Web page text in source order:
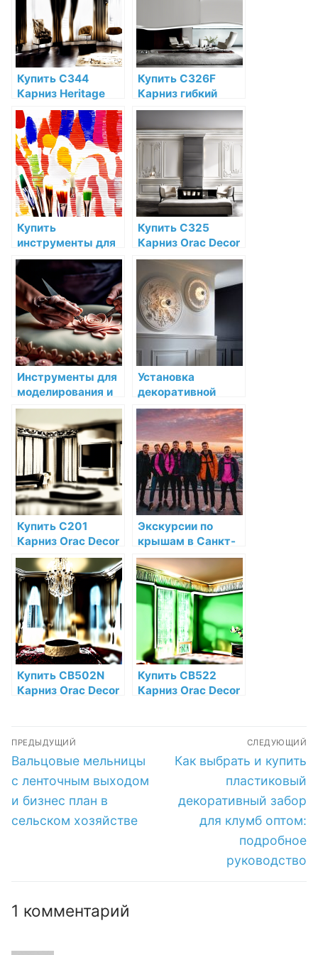
Купить C344
Карниз Heritage
XXL Orac Decor
Полиуретан Orac
Decor по низкой
цене в интернет-
магазине
Купить C326F
Карниз гибкий
Orac Decor
Decor по низкой
цене в интернет-
магазине
Купить
инструменты для
краски мировых
производителей по
низкой цене в СПб
Купить C325
Карниз Orac Decor
Полиуретан Orac
Decor по низкой
цене в интернет-
магазине
Инструменты для
моделирования и
формирования
декоративных
элементов
Установка
декоративной
лепнины в стиле
модерн
Купить C201
Карниз Orac Decor
Полиуретан Orac
Decor по низкой
цене в интернет-
магазине
Экскурсии по
крышам в Санкт-
Петербурге:
история,
адреналин и
уникальные
перспективы
Купить CB502N
Карниз Orac Decor
цене в интернет-
магазине
Купить CB522
Карниз Orac Decor
Навигация
по
записям
ПРЕДЫДУЩИЙ
Предыдущая
запись:
Вальцовые мельницы
с ленточным выходом
и бизнес план в
сельском хозяйстве
СЛЕДУЮЩИЙ
Следующая
Как выбрать и купить
пластиковый
декоративный забор
для клумб оптом:
подробное
руководство
1 комментарий